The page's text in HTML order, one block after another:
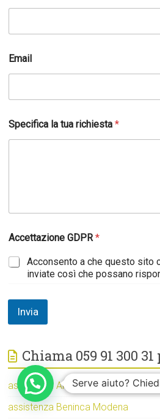
o
s
i
m
o
r
s
a
a
Email
Specifica la tua richiesta*
Accettazione GDPR*
Acconsento a che questo sito
inviate così che possano
Invia
Chiama 059 91 300 31
assistenza APRIMATIC Modena
assistenza Beninca Modena
Serve aiuto?